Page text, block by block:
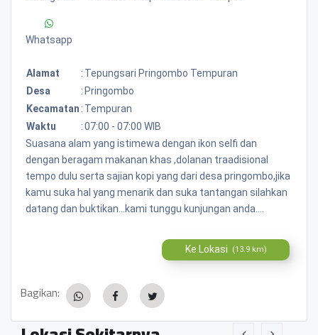
Whatsapp
Alamat : Tepungsari Pringombo Tempuran
Desa
: Pringombo
Kecamatan : Tempuran
Waktu
:07:00 - 07:00 WIB
Suasana alam yang istimewa dengan ikon selfi dan
dengan beragam makanan khas ,dolanan traadisional
tempo dulu serta sajian kopi yang dari desa pringombo,jika
kamu suka hal yang menarik dan suka tantangan silahkan
datang dan buktikan...kami tunggu kunjungan anda....
Ke Lokasi (13.9 km)
Bagikan: